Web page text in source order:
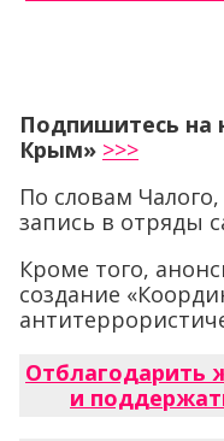
Подпишитесь на
Крым» >>>
По словам
запись в отряды
Кроме того,
создание
Отблагодарить
и